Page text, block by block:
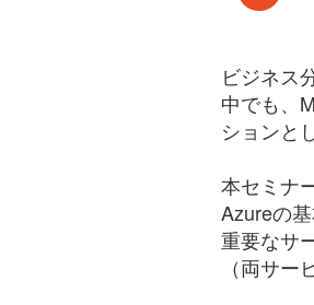
ビジネス
中でも、
ションと
本セミナ
Azureの
重要なサ
（両サ